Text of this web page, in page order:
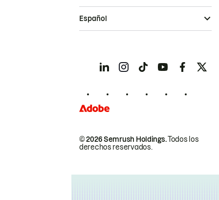
© 2026 Semrush Holdings.Todos los
derechos reservados.
Español